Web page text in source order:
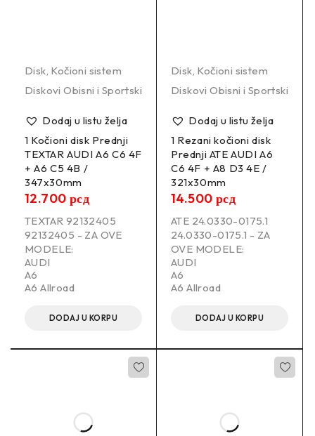
Disk Kočioni sistem
Diskovi Obisni i Sportski
Dodaj u listu želja
1 Kočioni disk Prednji
TEXTAR AUDI A6 C6 4F
+ A6 C5 4B /
347x30mm
12.700 рсд
TEXTAR 92132405
92132405 - ZA OVE
MODELE:
AUDI
A6
A6 Allroad
DODAJ U KORPU
Disk Kočioni sistem
Diskovi Obisni i Sportski
Dodaj u listu želja
1 Rezani kočioni disk
Prednji ATE AUDI A6
C6 4F + A8 D3 4E /
321x30mm
14.500 рсд
ATE 24.0330-0175.1
24.0330-0175.1 - ZA
OVE MODELE:
AUDI
A6
A6 Allroad
DODAJ U KORPU